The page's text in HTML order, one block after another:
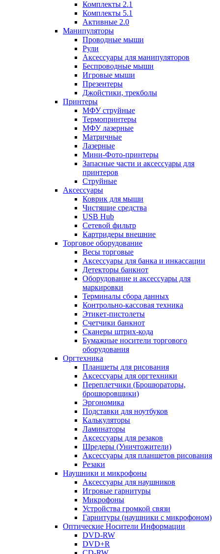
Комплекты 2.1
Комплекты 5.1
Активные 2.0
Манипуляторы
Проводные мыши
Рули
Аксессуары для манипуляторов
Беспроводные мыши
Игровые мыши
Презентеры
Джойстики, трекболы
Принтеры
МФУ струйные
Термопринтеры
МФУ лазерные
Матричные
Лазерные
Мини-Фото-принтеры
Запасные части и аксессуары для
принтеров
Струйные
Аксессуары
Коврик для мыши
Чистящие средства
USB Hub
Сетевой фильтр
Картридеры внешние
Торговое оборудование
Весы торговые
Аксессуары для банка и инкассации
Детекторы банкнот
Оборудование и аксессуары для
маркировки
Терминалы сбора данных
Контрольно-кассовая техника
Этикет-пистолеты
Счетчики банкнот
Сканеры штрих-кода
Бумажные носители торгового
оборудования
Оргтехника
Планшеты для рисования
Аксессуары для оргтехники
Переплетчики (Брошюраторы,
брошюровщики)
Эргономика
Подставки для ноутбуков
Калькуляторы
Ламинаторы
Аксессуары для резаков
Шредеры (Уничтожители)
Аксессуары для планшетов рисования
Резаки
Наушники и микрофоны
Аксессуары для наушников
Игровые гарнитуры
Микрофоны
Устройства громкой связи
Гарнитуры (наушники с микрофоном)
Оптические Носители Информации
DVD-RW
DVD+R